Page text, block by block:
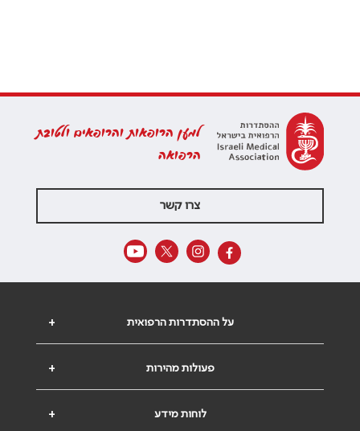
למען הרופאות והרופאים ולטובת
הרפואה
צרו קשר
+ על ההסתדרות הרפואית
+ פעולות מהירות
+ לוחות מידע